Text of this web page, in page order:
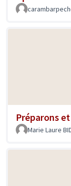
Préparons
Marie Laure